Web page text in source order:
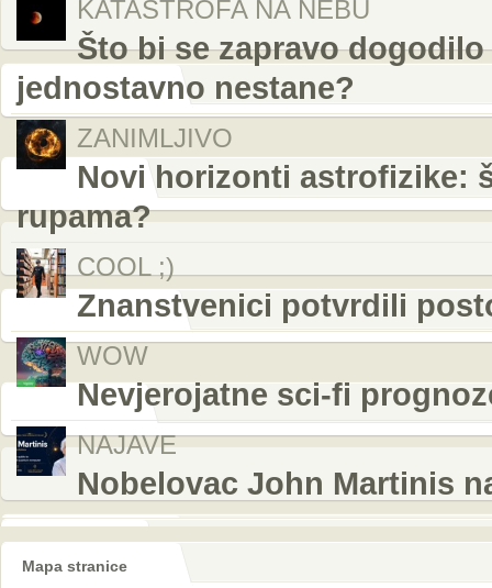
KATASTROFA NA NEBU
Što bi se zapravo
jednostavno nestane?
ZANIMLJIVO
Novi horizonti astrofizike:
rupama?
COOL ;)
Znanstvenici potvrdili
WOW
Nevjerojatne sci-fi
NAJAVE
Nobelovac John Martinis
Mapa stranice